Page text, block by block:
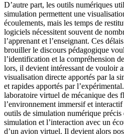
D’autre part, les outils numériques
simulation permettent une
écoulements, mais les temps de
logiciels nécessitent souvent de
l’apprenant et l’enseignant. Ces
brouiller le discours pédagogique
l’identification et la compréhension
lors, il devient intéressant de vouloir
visualisation directe apportés par la
et rapides apportés par
laboratoire virtuel de mécanique des
l’environnement immersif et
outils de simulation numérique précis
simulation et l’interaction avec un
d’un avion virtuel. Il devient alors